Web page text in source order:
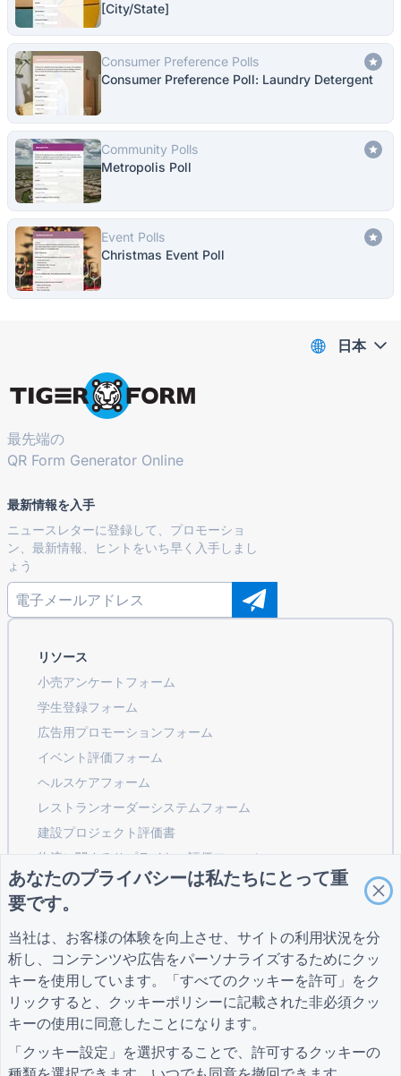
[City/State]
Consumer Preference Polls
Consumer Preference Poll: Laundry Detergent
Community Polls
Metropolis Poll
Event Polls
Christmas Event Poll
最先端の
QR Form Generator Online
最新情報を入手
ニュースレターに登録して、プロモーショ
ン、最新情報、ヒントをいち早く入手しまし
ょう
リソース
小売アンケートフォーム
学生登録フォーム
広告用プロモーションフォーム
イベント評価フォーム
ヘルスケアフォーム
レストランオーダーシステムフォーム
建設プロジェクト評価書
物流に関するサプライヤー評価フォーム
公共事業向けサービスリクエストフォーム
顧客エンゲージメントフォーム
ガイド
ヘルプセンター
ブログ
会社
私たちについて
お問い合わせ
条項
条項
クッキー設定
日本
あなたのプライバシーは私たちにとって重
要です。
当社は、お客様の体験を向上させ、サイトの利用状況を分
析し、コンテンツや広告をパーソナライズするためにクッ
キーを使用しています。「すべてのクッキーを許可」をク
リックすると、 クッキーポリシーに記載された非必須クッ
キーの使用に同意したことになります。
「クッキー設定」を選択することで、許可するクッキーの